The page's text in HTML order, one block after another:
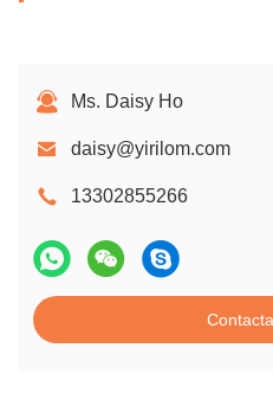
Ms. Daisy Ho
daisy@yirilom.com
13302855266